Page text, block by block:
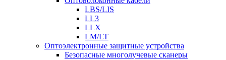
LBS/LIS
LL3
LLX
LM/LT
Оптоэлектронные защитные устройства
Безопасные многолучевые сканеры